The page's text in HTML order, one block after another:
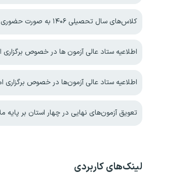
کلاس‌های سال تحصیلی ۱۴۰۶ به صورت حضوری خواهد بود
اطلاعیه ستاد عالی آزمون ها در خصوص برگزاری امتحانات
اطلاعیه ستاد عالی آزمون‌ها در خصوص برگزاری
تعویق آزمون‌های نهایی در چهار استان بر پایه
لینک‌های کاربردی